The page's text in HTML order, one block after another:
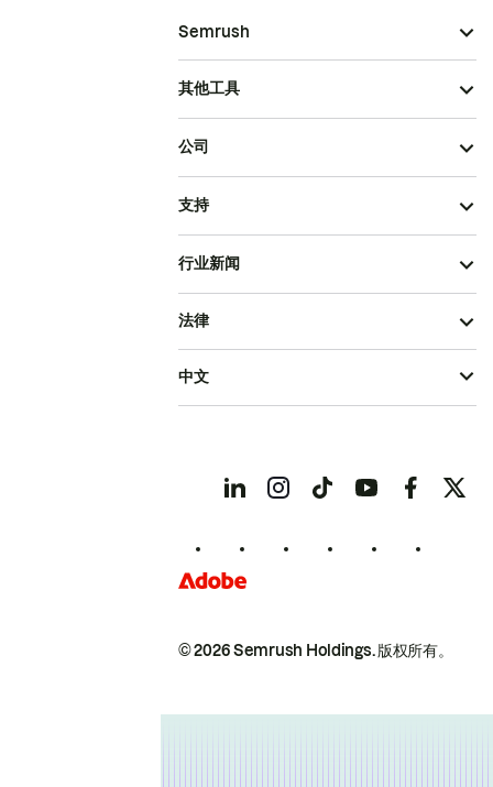
Semrush
其他工具
公司
支持
行业新闻
© 2026 Semrush Holdings.版权所有。
法律
中文